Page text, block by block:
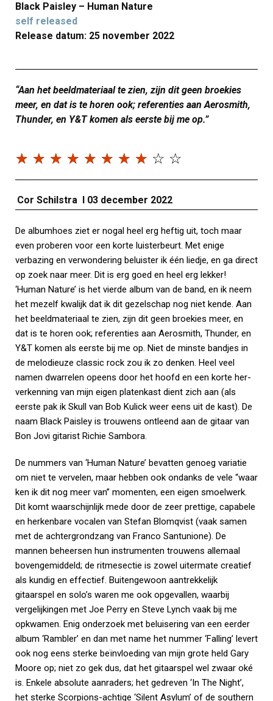
Black Paisley – Human Nature
self released
Release datum: 25 november 2022
“Aan het beeldmateriaal te zien, zijn dit geen broekies
meer, en dat is te horen ook; referenties aan Aerosmith,
Thunder, en Y&T komen als eerste bij me op.”
☆ ☆ ☆ ☆ ☆ ☆ ☆ ☆ ☆ ☆
Cor Schilstra I 03 december 2022
De albumhoes ziet er nogal heel erg heftig uit, toch maar
even proberen voor een korte luisterbeurt. Met enige
verbazing en verwondering beluister ik één liedje, en ga direct
op zoek naar meer. Dit is erg goed en heel erg lekker!
‘Human Nature’ is het vierde album van de band, en ik neem
het mezelf kwalijk dat ik dit gezelschap nog niet kende. Aan
het beeldmateriaal te zien, zijn dit geen broekies meer, en
dat is te horen ook; referenties aan Aerosmith, Thunder, en
Y&T komen als eerste bij me op. Niet de minste bandjes in
de melodieuze classic rock zou ik zo denken. Heel veel
namen dwarrelen opeens door het hoofd en een korte her-
verkenning van mijn eigen platenkast dient zich aan (als
eerste pak ik Skull van Bob Kulick weer eens uit de kast). De
naam Black Paisley is trouwens ontleend aan de gitaar van
Bon Jovi gitarist Richie Sambora.
De nummers van ‘Human Nature’ bevatten genoeg variatie
om niet te vervelen, maar hebben ook ondanks de vele “waar
ken ik dit nog meer van” momenten, een eigen smoelwerk.
Dit komt waarschijnlijk mede door de zeer prettige, capabele
en herkenbare vocalen van Stefan Blomqvist (vaak samen
met de achtergrondzang van Franco Santunione). De
mannen beheersen hun instrumenten trouwens allemaal
bovengemiddeld; de ritmesectie is zowel uitermate creatief
als kundig en effectief. Buitengewoon aantrekkelijk
gitaarspel en solo’s waren me ook opgevallen, waarbij
vergelijkingen met Joe Perry en Steve Lynch vaak bij me
opkwamen. Enig onderzoek met beluisering van een eerder
album ‘Rambler’ en dan met name het nummer ‘Falling’ levert
ook nog eens sterke beïnvloeding van mijn grote held Gary
Moore op; niet zo gek dus, dat het gitaarspel wel zwaar oké
is. Enkele absolute aanraders; het gedreven ‘In The Night’,
het sterke Scorpions-achtige ‘Silent Asylum’ of de southern